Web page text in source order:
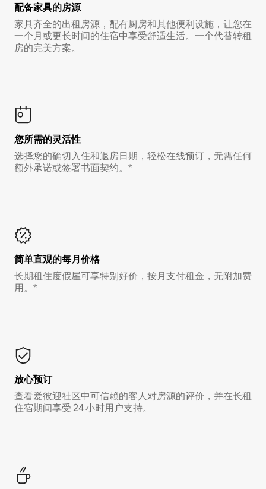
配备家具的房源
家具齐全的出租房源，配有厨房和其他便利设施，让您在
一个月或更长时间的住宿中享受舒适生活。一个代替转租
房的完美方案。
您所需的灵活性
选择您的确切入住和退房日期，轻松在线预订，无需任何
额外承诺或签署书面契约。*
简单直观的每月价格
长期租住度假屋可享特别好价，按月支付租金，无附加费
用。*
放心预订
查看爱彼迎社区中可信赖的客人对房源的评价，并在长租
住宿期间享受 24 小时用户支持。